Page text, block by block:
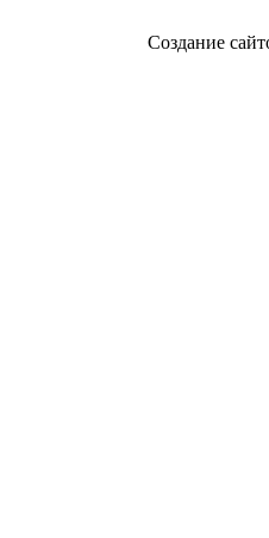
Создание